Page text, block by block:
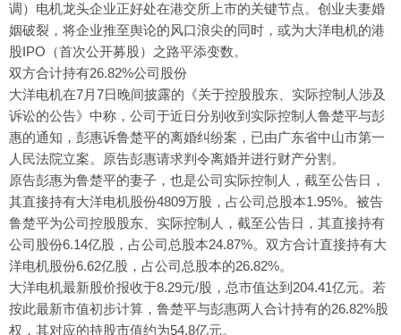
调）电机龙头企业正好处在港交所上市的关键节点。创业夫妻婚
姻破裂，将企业推至舆论的风口浪尖的同时，或为大洋电机的港
股IPO（首次公开募股）之路平添变数。
双方合计持有26.82%公司股份
大洋电机在7月7日晚间披露的《关于控股股东、实际控制人涉及
诉讼的公告》中称，公司于近日分别收到实际控制人鲁楚平与彭
惠的通知，彭惠诉鲁楚平的离婚纠纷案，已由广东省中山市第一
人民法院立案。原告彭惠请求判令离婚并进行财产分割。
原告彭惠为鲁楚平的妻子，也是公司实际控制人，截至公告日，
其直接持有大洋电机股份4809万股，占公司总股本1.95%。被告
鲁楚平为公司控股股东、实际控制人，截至公告日，其直接持有
公司股份6.14亿股，占公司总股本24.87%。双方合计直接持有大
洋电机股份6.62亿股，占公司总股本的26.82%。
大洋电机最新股价报收于8.29元/股，总市值达到204.41亿元。若
按此最新市值初步计算，鲁楚平与彭惠两人合计持有的26.82%股
权，其对应的持股市值约为54.8亿元。